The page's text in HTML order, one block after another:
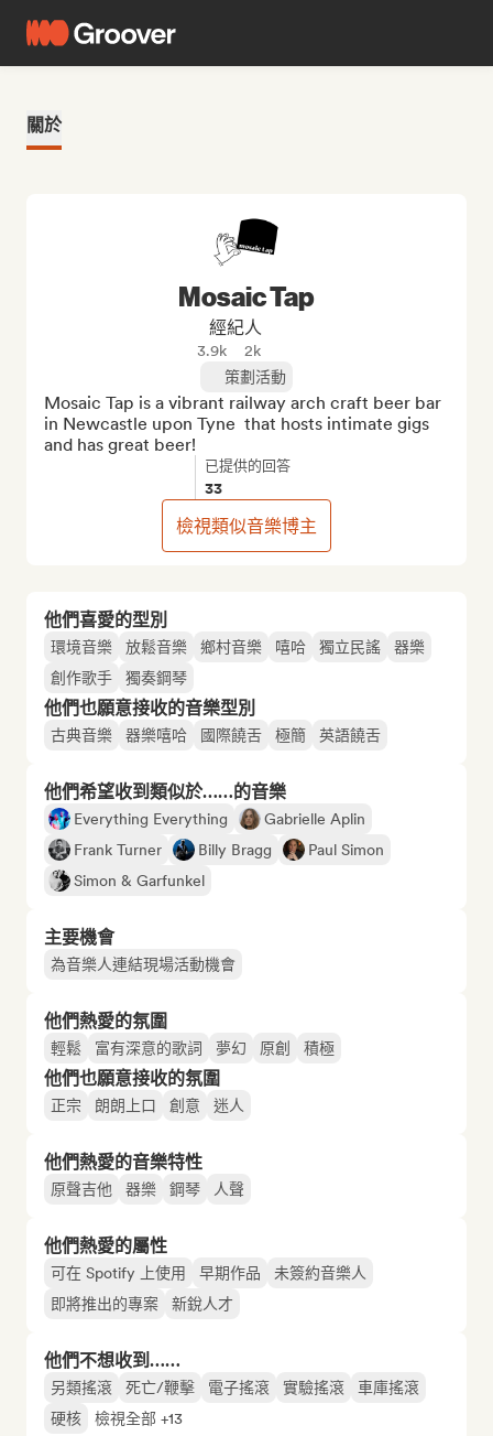
關於
他們喜愛的型別
環境音樂 放鬆音樂 鄉村音樂 嘻哈 獨立民謠
器樂
創作歌手
獨奏鋼琴
他們也願意接收的音樂型別
古典音樂 器樂嘻哈 國際饒舌 極簡 英語饒舌
他們希望收到類似於……的音樂
Everything Everything
Gabrielle Aplin
Frank Turner
Billy Bragg
Paul Simon
Simon & Garfunkel
主要機會
為音樂人連結現場活動機會
他們熱愛的氛圍
輕鬆 富有深意的歌詞 夢幻 原創 積極
他們也願意接收的氛圍
正宗 朗朗上口 創意 迷人
他們熱愛的音樂特性
原聲吉他 器樂 鋼琴 人聲
他們熱愛的屬性
可在 Spotify 上使用 早期作品
未簽約音樂人
即將推出的專案
新銳人才
他們不想收到……
另類搖滾 死亡/鞭擊 電子搖滾 實驗搖滾
車庫搖滾
硬核
檢視全部 +13
Mosaic Tap
經紀人
3.9k
2k
策劃活動
Mosaic Tap is a vibrant railway arch craft beer bar
in Newcastle upon Tyne  that hosts intimate gigs
and has great beer!
已提供的回答
33
檢視類似音樂博主